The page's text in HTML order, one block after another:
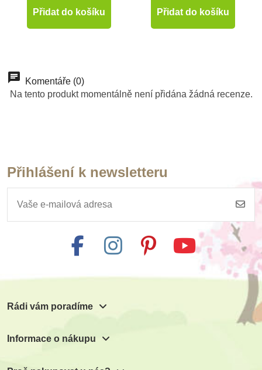
Přidat do košíku Přidat do košíku
Komentáře (0)
Na tento produkt momentálně není přidána žádná recenze.
Přihlášení k newsletteru
Rádi vám poradíme
Informace o nákupu